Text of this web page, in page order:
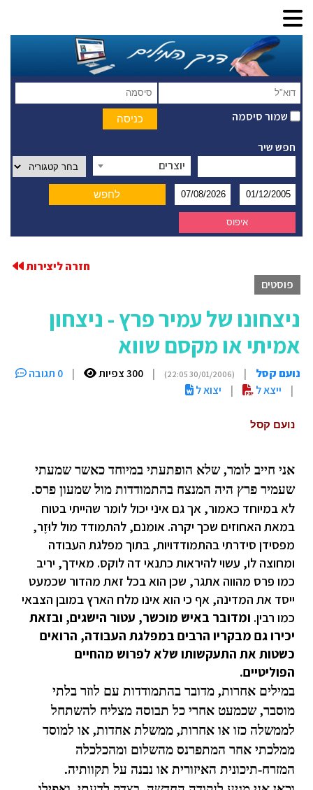
שמור סיסמה
חפש שיר
יוצרים
חזרה ליצירות
פוסטים
ניצחונו של עמיר פרץ - ניצחון
אמיתי או מקסם שווא
נועם קסל |
(30/01/2006 22:05)
| 300 צפיות |
0 תגובה
|
ייצא ל | יצוא ל
נועם קסל
אני חייב לומר, שלא הופתעתי במיוחד כאשר שמעתי
שעמיר פרץ היה המנצח בהתמודדות מול שמעון פרס.
לא במיוחד כאמור, אך גם איני יכול לומר שהייתי בטוח
במאת האחוזים שכך יקרה. אומנם, להתמודד מול לוּזֶר,
מפסידן סידרתי בהתמודדויות, בתוך מפלגת העבודה
ומחוצה לו, עשוי להיראות כתנאי דה לוקס. מאידך, יריב
כמו פרס מהווה אתגר, שכן הוא בכל זאת מהדור שכמעט
ייסד את המדינה, אף כי הוא אינו מלח הארץ במובן הצבאי
כמו רבין. ומדובר באיש מוכשר, עטור הישגים, ובזאת
יכירו גם מבקריו הרבים במפלגת העבודה, הרואים
כשטות את התעקשותו שלא לפרוש מהחיים
הפוליטיים.
במילים אחרות, מדובר בהתמודדות עם לוזר בלתי
מוסבר, שכמעט אחרי כל תבוסה מצליח להשתחל
לממשלה כזו או אחרות, ממשלת אחדות, או למוסד
ממלכתי אחר המתפרנס מהשלום ומהכלכלה
המזרח-תיכונית האיזורית או נבנה על תקוותיה.